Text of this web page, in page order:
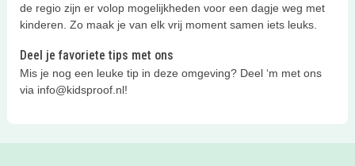
de regio zijn er volop mogelijkheden voor een dagje weg met
kinderen. Zo maak je van elk vrij moment samen iets leuks.
Deel je favoriete tips met ons
Mis je nog een leuke tip in deze omgeving? Deel ‘m met ons
via info@kidsproof.nl!